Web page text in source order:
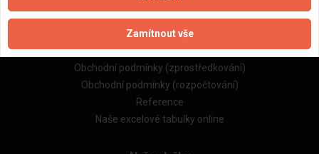
Naše firmy a řemeslníci
Zpracování a ochrana osobních údajů
Zásady pro používání souborů cookie
Obchodní podmínky (zprostředkování)
Obchodní podmínky (rozpočtování)
Reference
Naše excelové tabulky online
Zamítnout vše